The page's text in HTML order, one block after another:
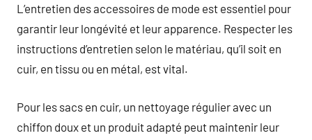
L’entretien des accessoires de mode est essentiel pour
garantir leur longévité et leur apparence. Respecter les
instructions d’entretien selon le matériau, qu’il soit en
cuir, en tissu ou en métal, est vital.
Pour les sacs en cuir, un nettoyage régulier avec un
chiffon doux et un produit adapté peut maintenir leur